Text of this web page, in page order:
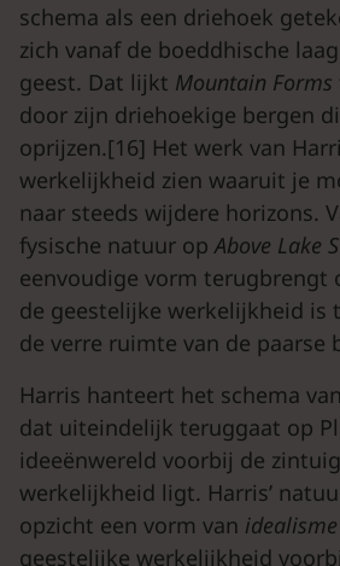
schema als een driehoek
zich vanaf de boeddhische
geest. Dat lijkt Mountain Forms
door zijn driehoekige bergen
oprijzen.[16] Het werk van
werkelijkheid zien waaruit je
naar steeds wijdere horizons.
fysische natuur opAbove Lake
eenvoudige vorm terugbrengt
de geestelijke werkelijkheid is
de verre ruimte van de paarse
Harris hanteert het schema
dat uiteindelijk teruggaat op
ideeënwereld voorbij de
werkelijkheid ligt. Harris’
opzicht een vorm van idealisme
geestelijke werkelijkheid